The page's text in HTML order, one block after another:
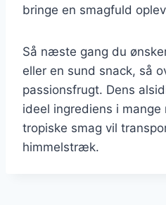
bringe en smagfuld
Så næste gang du
eller en sund snack, så
passionsfrugt. Dens
ideel ingrediens i mange
tropiske smag vil
himmelstræk.